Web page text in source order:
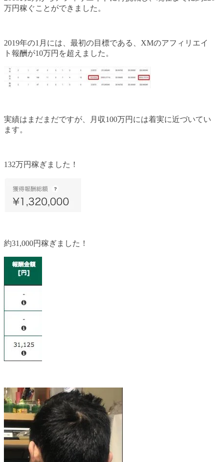
万円稼ぐことができました。
2019年の1月には、最初の目標である、XMのアフィリエイ
ト報酬が10万円を超えました。
実績はまだまだですが、月収100万円には着実に近づいてい
ます。
132万円稼ぎました！
約31,000円稼ぎました！